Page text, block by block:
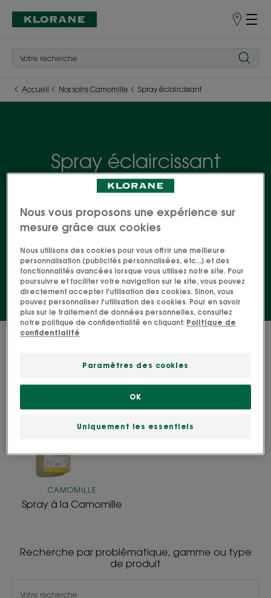
Points
Accueil Nos soins Camomille Spray éclaircissant
Spray éclaircissant
Les bienfaits de la Camomille, grande prêtresse de
toutes les chevelures blondes et châtains clairs, se
déclinent dans une gamme complète de soins
votre vie, même par temps de pluie !
1 résultat pour "Spray éclaircissant"
Spray
à
Camomille
CAMOMILLE
Spray à la Camomille
Recherche par problématique, gamme ou type
de produit
Nous vous proposons une expérience sur
mesure grâce aux cookies
Nous utilisons des cookies pour vous offrir une meilleure
personnalisation (publicités personnalisées, etc...) et des
fonctionnalités avancées lorsque vous utilisez notre site. Pour
poursuivre et faciliter votre navigation sur le site, vous pouvez
directement accepter l'utilisation des cookies. Sinon, vous
pouvez personnaliser l'utilisation des cookies. Pour en savoir
plus sur le traitement de données personnelles, consultez
notre politique de confidentialité en cliquant: Politique de
confidentialité
Paramètres des cookies
Uniquement les essentiels
OK